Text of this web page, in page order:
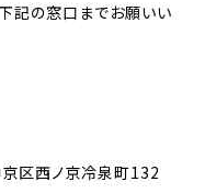
記の窓口までお願いい
区西ノ京冷泉町132